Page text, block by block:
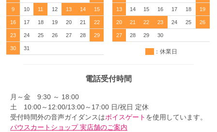
9 10 11 12 13 14 15
16 17 18 19 20 21 22
23 24 25 26 27 28 29
30 31
13 14 15 16 17 18 19
20 21 22 23 24 25 26
27 28 29 30
：休業日
電話受付時間
月～金 9:30 ～ 18:00
土 10:00～12:00/13:00～17:00 日/祝日 定休
受付時間外の音声ガイダンスはボイスゲート を使用しています。
パウスカートショップ 実店舗のご案内